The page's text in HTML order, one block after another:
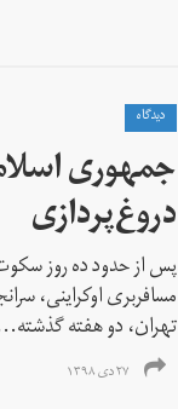
دیدگاه
جمهوری
دروغ‌پردازی
پس از حدود ده روز
تهران، دو هفته
۲۷ دی ۱۳۹۸